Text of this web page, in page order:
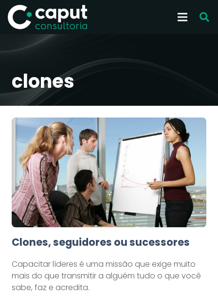
clones
Clones, seguidores ou sucessores
Capacitar líderes é uma missão que exige muito
mais do que transmitir a alguém tudo o que você
sabe, faz e acredita.